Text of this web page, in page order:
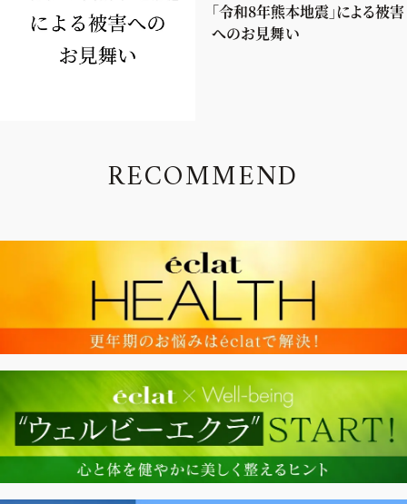
「令和8年熊本地震」による被害
へのお見舞い
RECOMMEND